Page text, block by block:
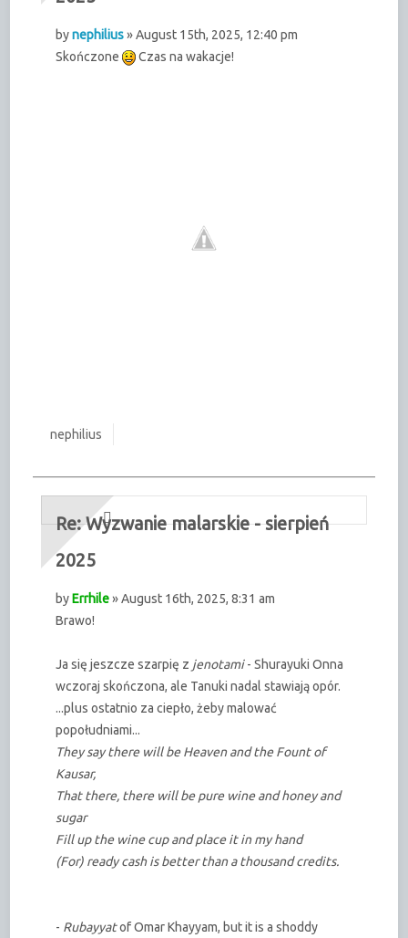
bynephilius» August 15th, 2025, 12:40 pm
Skończone
Czas na wakacje!
nephilius
Re: Wyzwanie malarskie - sierpień
2025
byErrhile» August 16th, 2025, 8:31 am
Brawo!
Ja się jeszcze szarpię z jenotami- Shurayuki Onna
wczoraj skończona, ale Tanuki nadal stawiają opór.
...plus ostatnio za ciepło, żeby malować
popołudniami...
They say there will be Heaven and the Fount of
Kausar,
That there, there will be pure wine and honey and
sugar
Fill up the wine cup and place it in my hand
(For) ready cash is better than a thousand credits.
- Rubayyatof Omar Khayyam, but it is a shoddy